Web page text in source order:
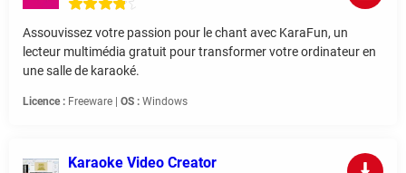
Assouvissez votre passion pour le chant avec KaraFun, un
lecteur multimédia gratuit pour transformer votre ordinateur en
une salle de karaoké.
Licence : Freeware | OS : Windows
Karaoke Video Creator